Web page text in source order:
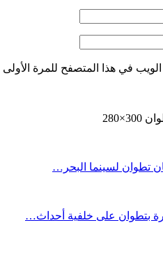
في هذا المتصفح للمرة الأولى
بتطوان على خلفية أحداث…